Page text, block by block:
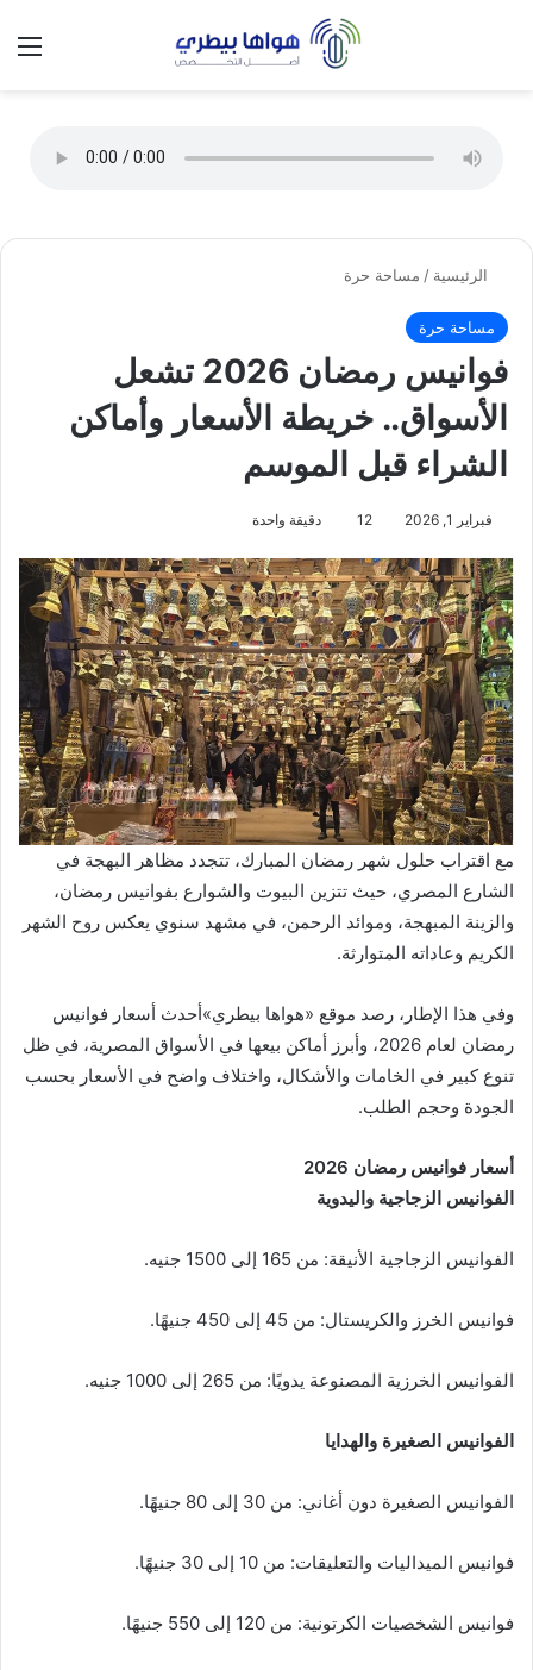
الوضع
الرئيسية / مساحة حرة
مساحة حرة
فوانيس رمضان 2026 تشعل
الأسواق.. خريطة الأسعار وأماكن
الشراء قبل الموسم
فبراير 1, 2026 12 دقيقة واحدة
مع اقتراب حلول شهر رمضان المبارك، تتجدد مظاهر البهجة في
الشارع المصري، حيث تتزين البيوت والشوارع بفوانيس رمضان،
والزينة المبهجة، وموائد الرحمن، في مشهد سنوي يعكس روح الشهر
الكريم وعاداته المتوارثة.
وفي هذا الإطار، رصد موقع «هواها بيطري»أحدث أسعار فوانيس
رمضان لعام 2026، وأبرز أماكن بيعها في الأسواق المصرية، في ظل
تنوع كبير في الخامات والأشكال، واختلاف واضح في الأسعار بحسب
الجودة وحجم الطلب.
أسعار فوانيس رمضان 2026
الفوانيس الزجاجية واليدوية
الفوانيس الزجاجية الأنيقة: من 165 إلى 1500 جنيه.
فوانيس الخرز والكريستال: من 45 إلى 450 جنيهًا.
الفوانيس الخرزية المصنوعة يدويًا: من 265 إلى 1000 جنيه.
الفوانيس الصغيرة والهدايا
الفوانيس الصغيرة دون أغاني: من 30 إلى 80 جنيهًا.
فوانيس الميداليات والتعليقات: من 10 إلى 30 جنيهًا.
فوانيس الشخصيات الكرتونية: من 120 إلى 550 جنيهًا.